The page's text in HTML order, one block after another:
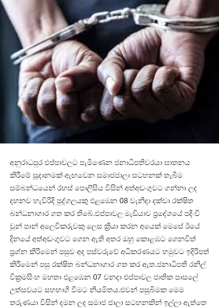
අනුරාධපුර එප්පාවලට පැමිණෙන ජනාධිපතිවරයා ඝාතනය
කිරීමේ සූදානමක් ඇඟවෙන සමාජජාලා සටහනක් තැබීම
සම්බන්ධයෙන් රහස් පොලිසිය විසින් අත්අඩංගුවට ගන්නා ලද
දහනව හැවිරිදි පුද්ගලයකු එළඹෙන 08 වැනිදා දක්වා රක්ෂිත
බන්ධනාගාර ගත කර තිබේ.එප්පාවල මැඩියාව ප්‍රදේශයේ පදිංචි
චූන් පාන් අලෙවිකරුවකු ලෙස ක්‍රියා කරන අයෙක් මෙසේ ඊයේ
දිනයේ අත්අඩංගුවට ගෙන ඇති අතර ඔහු කොළඹට ගෙනවිත්
ප්‍රශ්න කිරීමෙන් පසුව අද පස්වරුවේ අධිකරණයට හමුවට ඉදිරිපත්
කිරීමෙන් පසු රක්ෂිත බන්ධනාගාර ගත කර ඇත.ජනාධිපති රනිල්
වික්‍රමසිංහ මහතා එළඹෙන 07 වනදා එප්පාවල ජාතික පාසලේ
උත්සවයට සහභාගි වීමට නියමිතය.එවන් පසුබිමක මෙම
තරුණයා විසින් දමන ලද සමාජ ජාලා සටහනකින් ඉල්ලා ඇත්තෙ